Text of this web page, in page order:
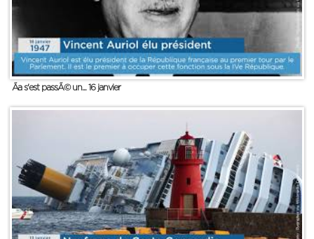
Ãa s'est passÃ© un... 16 janvier